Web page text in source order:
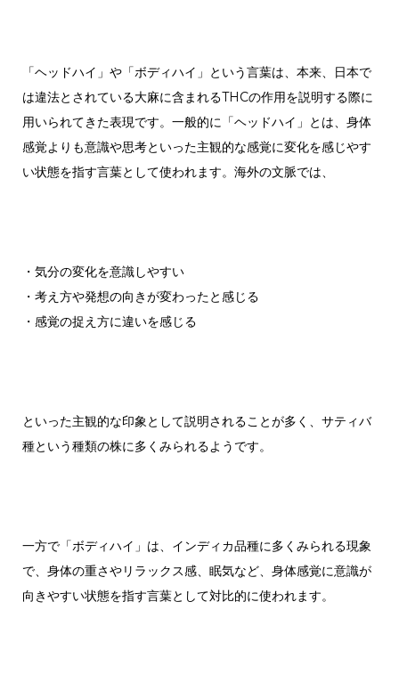
「ヘッドハイ」や「ボディハイ」という言葉は、本来、日本で
は違法とされている大麻に含まれるTHCの作用を説明する際に
用いられてきた表現です。 一般的に「ヘッドハイ」とは、身体
感覚よりも意識や思考といった主観的な感覚に変化を感じやす
い状態を指す言葉として使われます。 海外の文脈では、
・気分の変化を意識しやすい
・考え方や発想の向きが変わったと感じる
・感覚の捉え方に違いを感じる
といった主観的な印象として説明されることが多く、サティバ
種という種類の株に多くみられるようです。
一方で「ボディハイ」は、インディカ品種に多くみられる現象
で、身体の重さやリラックス感、眠気など、身体感覚に意識が
向きやすい状態を指す言葉として対比的に使われます。